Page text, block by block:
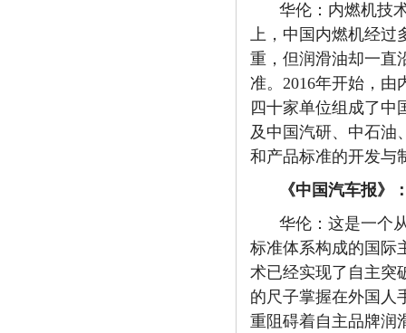
华伦： 内燃机技
上，中国内燃机经过
重，但润滑油却一直
准。2016年开始，
四十家单位组成了中
及中国汽研、中石油
和产品标准的开发与
《中国汽车报》
华伦： 这是一个
标准体系构成的国际
术已经实现了自主突
的尺子掌握在外国人
重阻碍着自主品牌润